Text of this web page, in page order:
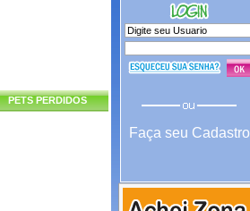
PETS PERDIDOS
Faça seu Cadastro